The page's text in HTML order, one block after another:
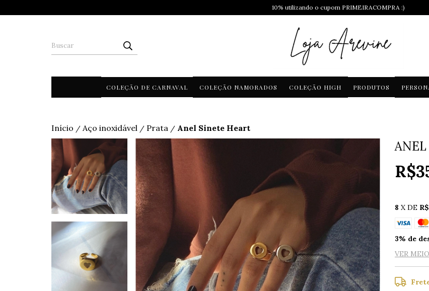
10% utilizando o cupom PRIMEIRACOMPRA :)
COLEÇÃO DE CARNAVAL COLEÇÃO NAMORADOS COLEÇÃO HIGH PRODUTOS
Início / Aço inoxidável / Prata / Anel Sinete Heart
8 X DE
3% de
VER